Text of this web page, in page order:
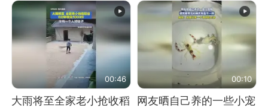
到又舞又武的？
00:46
大雨将至全家老小抢收稻
00:10
网友晒自己养的一些小宠